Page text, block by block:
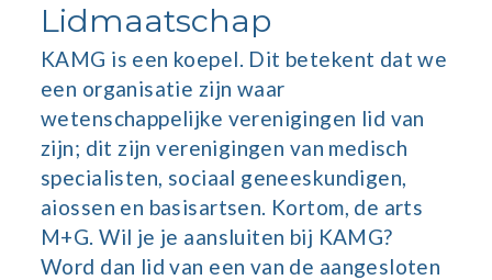
Lidmaatschap
KAMG is een koepel. Dit betekent dat we
een organisatie zijn waar
wetenschappelijke verenigingen lid van
zijn; dit zijn verenigingen van medisch
specialisten, sociaal geneeskundigen,
aiossen en basisartsen. Kortom, de arts
M+G. Wil je je aansluiten bij KAMG?
Word dan lid van een van de aangesloten